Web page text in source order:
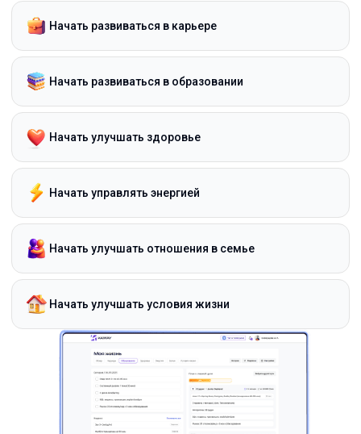
Начать развиваться в карьере
Начать развиваться в образовании
Начать улучшать здоровье
Начать управлять энергией
Начать улучшать отношения в семье
Начать улучшать условия жизни